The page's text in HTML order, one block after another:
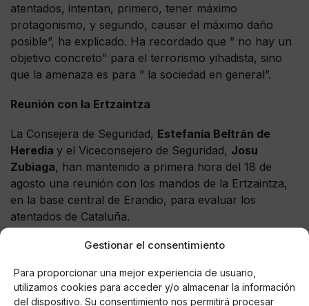
Gestionar el consentimiento
Para proporcionar una mejor experiencia de usuario,
utilizamos cookies para acceder y/o almacenar la información
del dispositivo. Su consentimiento nos permitirá procesar
atentados, intentan, primero, tener máximo
protagonismo, y segundo, causar el máximo daño
posible”, ha explicado. Ha recordado que ” no hay un
objetivo concreto” para el terrorismo yihadista, sino
que la amenaza es para ” la sociedad en general”.
Reunión con la Ertzaintza
La Consejera de Seguridad, Estefanía Beltrán de
Heredia y el Viceconsejero de Seguridad, Josu
Zubiaga, han mantenido a primera hora del 18 de
agosto una reunión con los mandos de la Ertzaintza,
en la base central de Erandio, para evaluar los
atentados de Cataluña.
Al encuentro han asistido el Jefe de la Ertzaintza,
Ciudadana,Josu Bujanday el Jefe de Inteligencia
Criminal de la Oficina Central de la Ertzaintza,